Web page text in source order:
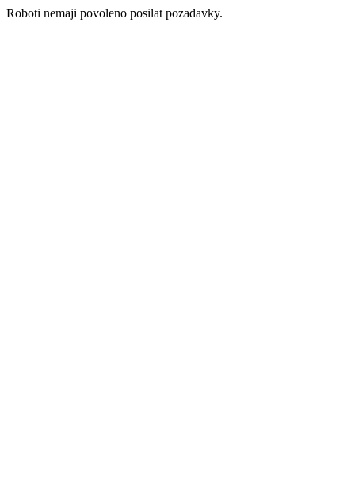
Roboti nemaji povoleno posilat pozadavky.